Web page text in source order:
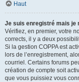
Haut
Je suis enregistré mais je
Vérifiez, en premier, votre
corrects, il y a deux
Si la gestion COPPA est
lors de l’enregistrement,
courriel. Certains forums
création de compte soit
que vous puissiez vous